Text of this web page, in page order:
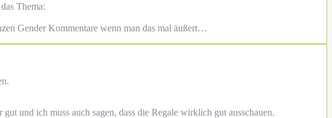
Thema:
Gender Kommentare wenn man das mal äußert…
und ich muss auch sagen, dass die Regale wirklich gut ausschauen.